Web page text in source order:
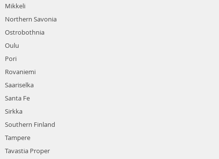
Mikkeli
Northern Savonia
Ostrobothnia
Oulu
Pori
Rovaniemi
Saariselka
Santa Fe
Sirkka
Southern Finland
Tampere
Tavastia Proper